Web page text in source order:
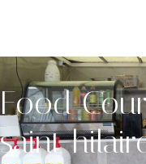
Food
saint